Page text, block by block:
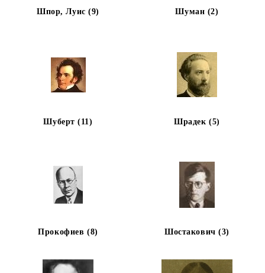
Шпор, Луис (9) Шуман (2)
Шуберт (11) Шрадек (5)
Прокофиев (8) Шостакович (3)